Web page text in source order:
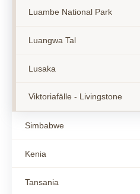
Luambe National Park
Luangwa Tal
Lusaka
Viktoriafälle - Livingstone
Simbabwe
Kenia
Tansania